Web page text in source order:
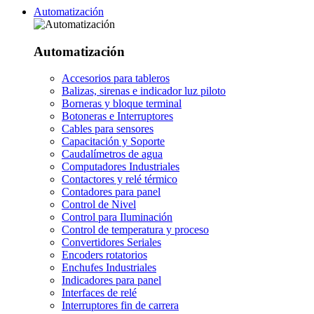
Automatización
Automatización
Accesorios para tableros
Balizas, sirenas e indicador luz piloto
Borneras y bloque terminal
Botoneras e Interruptores
Cables para sensores
Capacitación y Soporte
Caudalímetros de agua
Computadores Industriales
Contactores y relé térmico
Contadores para panel
Control de Nivel
Control para Iluminación
Control de temperatura y proceso
Convertidores Seriales
Encoders rotatorios
Enchufes Industriales
Indicadores para panel
Interfaces de relé
Interruptores fin de carrera